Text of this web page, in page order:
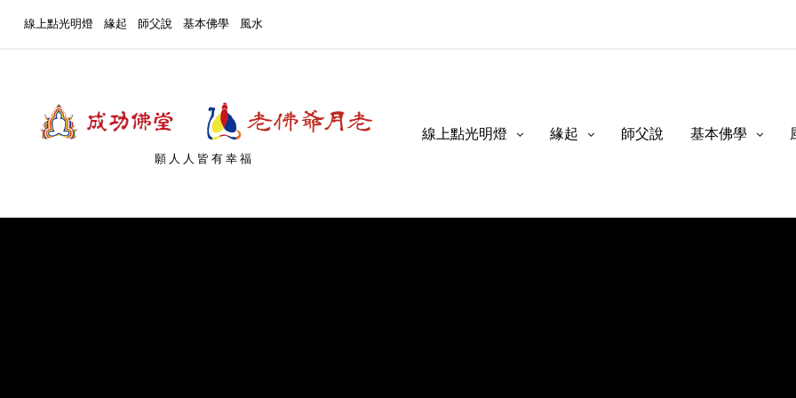
線上點光明燈 緣起 師父說 基本佛學 風水
願人人皆有幸福
線上點光明燈 緣起 師父說 基本佛學